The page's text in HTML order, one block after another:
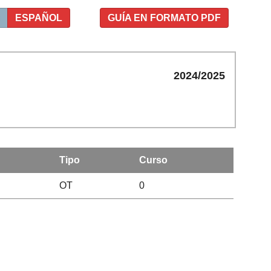
GUÍA EN FORMATO PDF
ESPAÑOL
2024/2025
Tipo Curso
OT 0